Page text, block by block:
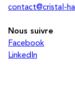
contact@cristal-
Nous suivre
Facebook
LinkedIn